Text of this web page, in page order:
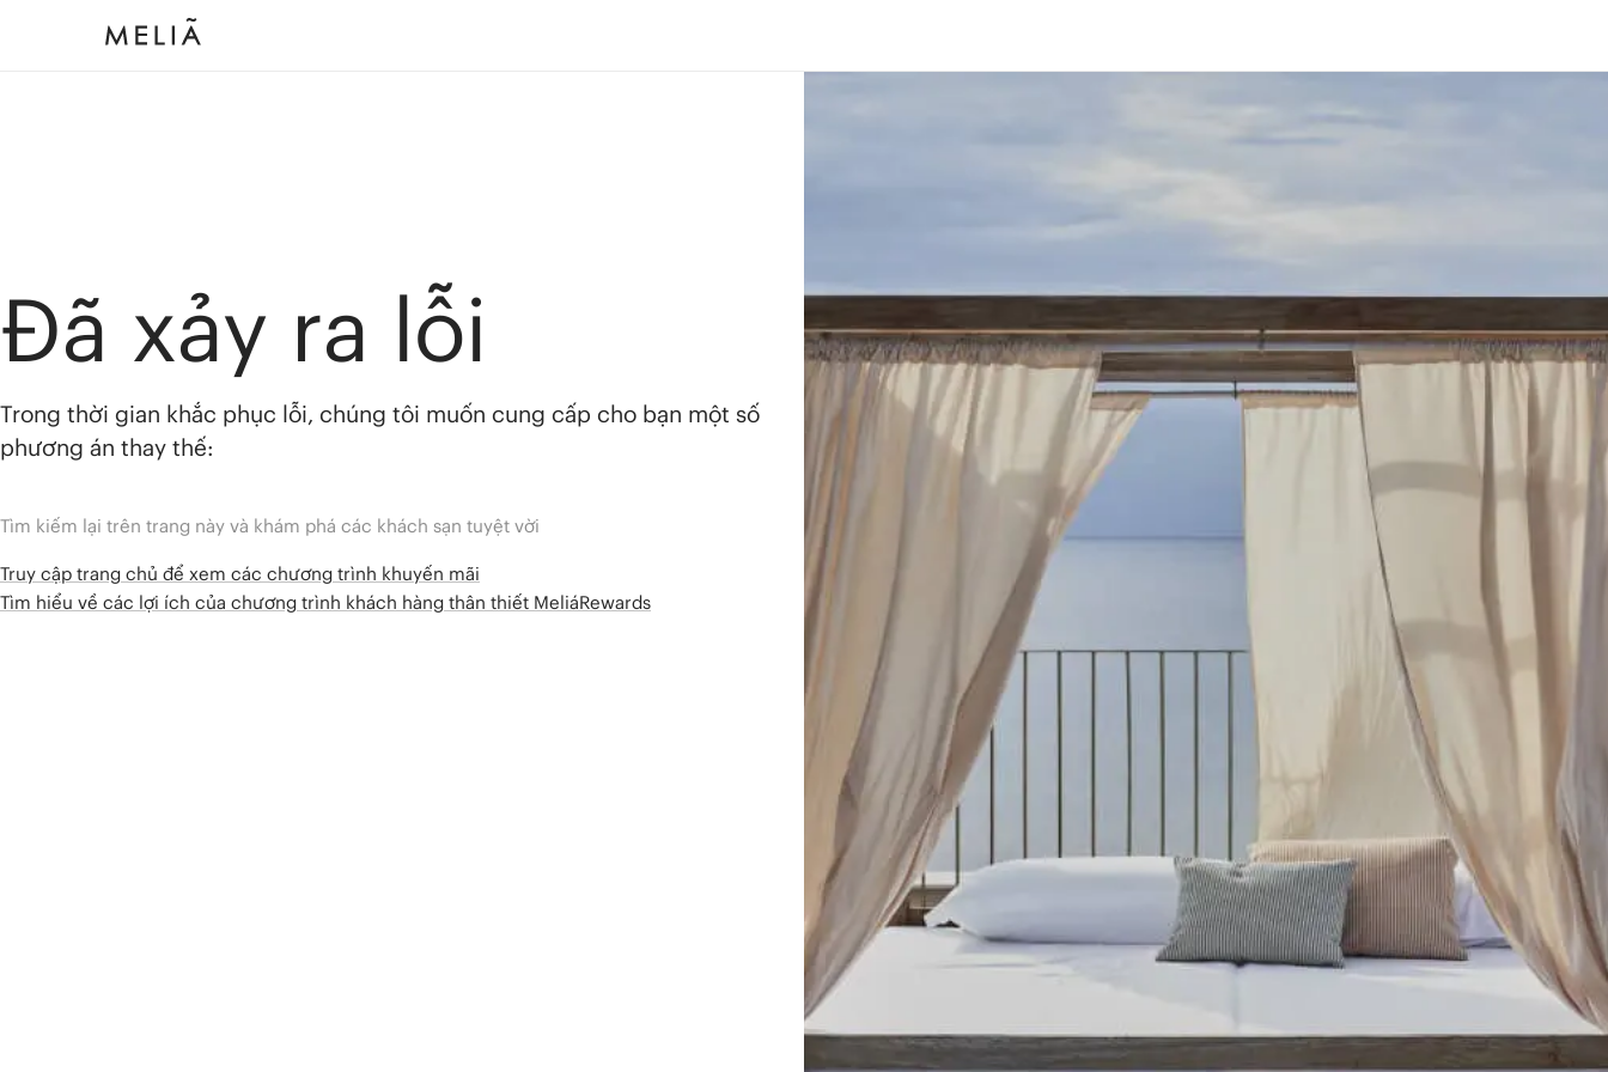
Đã xảy ra lỗi
Trong thời gian khắc phục lỗi, chúng tôi muốn cung cấp cho bạn một số
phương án thay thế:
Tìm kiếm lại trên trang này và khám phá các khách sạn tuyệt vời
Truy cập trang chủ để xem các chương trình khuyến mãi
Tìm hiểu về các lợi ích của chương trình khách hàng thân thiết MeliáRewards